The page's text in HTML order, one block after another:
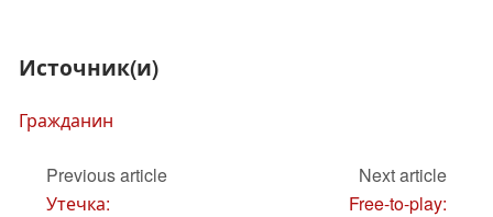
Источник(и)
Гражданин
Previous article
Утечка:
Next article
Free-to-play: